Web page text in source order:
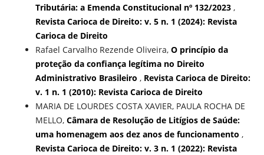
Tributária: a Emenda Constitucional nº 132/2023 ,
Revista Carioca de Direito: v. 5 n. 1 (2024): Revista
Carioca de Direito
Rafael Carvalho Rezende Oliveira, O princípio da
proteção da confiança legítima no Direito
Administrativo Brasileiro , Revista Carioca de Direito:
v. 1 n. 1 (2010): Revista Carioca de Direito
MARIA DE LOURDES COSTA XAVIER, PAULA ROCHA DE
MELLO, Câmara de Resolução de Litígios de Saúde:
uma homenagem aos dez anos de funcionamento ,
Revista Carioca de Direito: v. 3 n. 1 (2022): Revista